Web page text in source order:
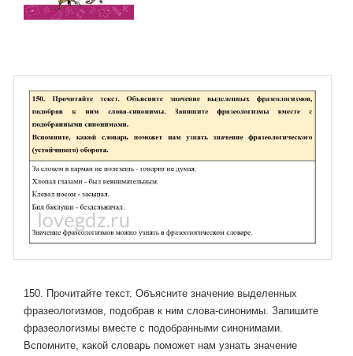
150. Прочитайте текст. Объясните значение выделенных
фразеологизмов, подобрав к ним слова-синонимы. Запишите
фразеологизмы вместе с подобранными синонимами.
Вспомните, какой словарь поможет нам узнать значение